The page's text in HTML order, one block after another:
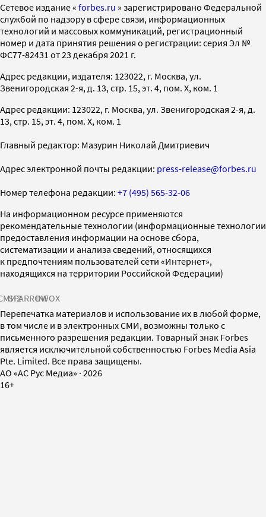
Cетевое издание « forbes.ru » зарегистрировано Федеральной
службой по надзору в сфере связи, информационных
технологий и массовых коммуникаций, регистрационный
номер и дата принятия решения о регистрации: серия Эл №
ФС77-82431 от 23 декабря 2021 г.
Адрес редакции, издателя: 123022, г. Москва, ул.
Звенигородская 2-я, д. 13, стр. 15, эт. 4, пом. X, ком. 1
Адрес редакции: 123022, г. Москва, ул. Звенигородская 2-я, д.
13, стр. 15, эт. 4, пом. X, ком. 1
Главный редактор: Мазурин Николай Дмитриевич
Адрес электронной почты редакции: press-release@forbes.ru
Номер телефона редакции: +7 (495) 565-32-06
На информационном ресурсе применяются
рекомендательные технологии (информационные технологии
предоставления информации на основе сбора,
систематизации и анализа сведений, относящихся
к предпочтениям пользователей сети «Интернет»,
находящихся на территории Российской Федерации)
SPARROWINFOX
Перепечатка материалов и использование их в любой форме,
в том числе и в электронных СМИ, возможны только с
письменного разрешения редакции. Товарный знак Forbes
является исключительной собственностью Forbes Media Asia
Pte. Limited. Все права защищены.
AO «АС Рус Медиа» · 2026
16+